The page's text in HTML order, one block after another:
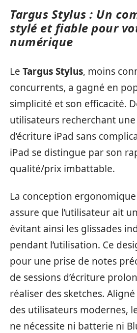
Targus Stylus : Un
stylé et fiable pour
numérique
Le Targus Stylus, moins
concurrents, a gagné en
simplicité et son efficacité.
utilisateurs recherchant
d’écriture iPad sans
iPad se distingue par son
qualité/prix imbattable.
La conception
assure que l’utilisateur ait
évitant ainsi les glissades
pendant l’utilisation. Ce
pour une prise de notes
de sessions d’écriture
réaliser des sketches.
des utilisateurs modernes,
ne nécessite ni batterie ni